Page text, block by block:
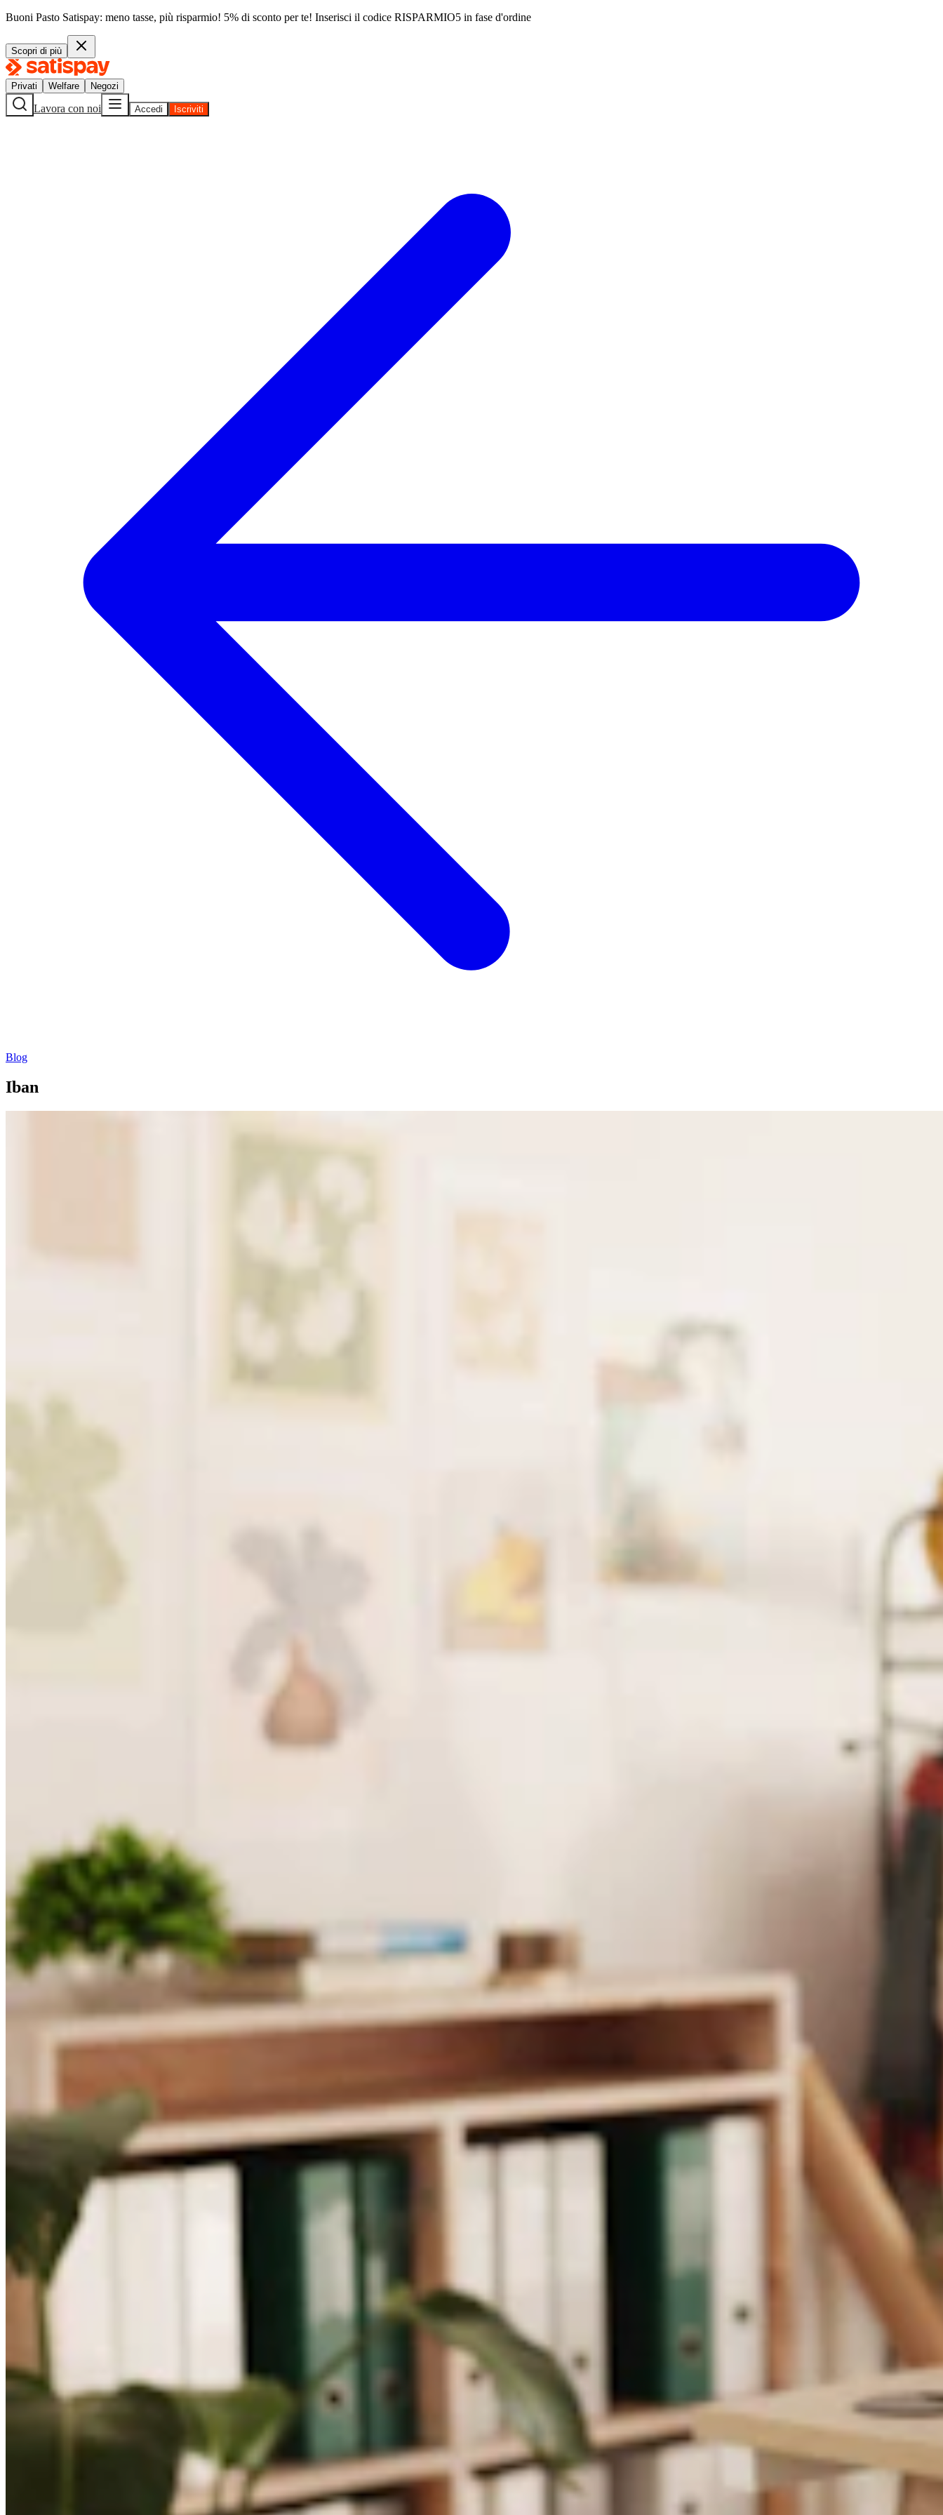
Buoni Pasto Satispay: meno tasse, più risparmio! 5% di sconto per te! Inserisci il codice RISPARMIO5 in fase d'ordine
Scopri di più
Privati Welfare Negozi
Lavora con noi Accedi Iscriviti
Blog
Iban